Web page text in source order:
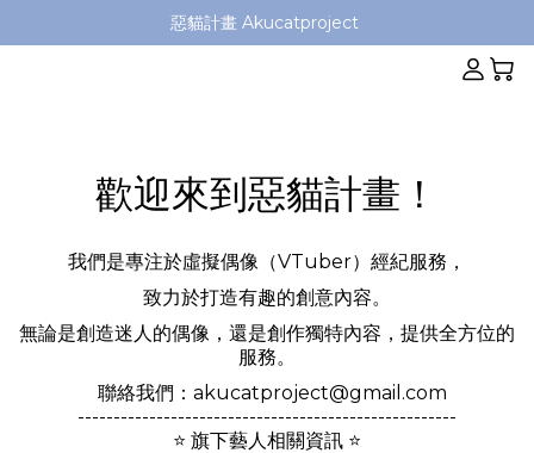
惡貓計畫 Akucatproject
歡迎來到惡貓計畫！
我們是專注於虛擬偶像（VTuber）經紀服務，
致力於打造有趣的創意內容。
無論是創造迷人的偶像，還是創作獨特內容，提供全方位的
服務。
聯絡我們：akucatproject@gmail.com
-----------------------------------------------------
⭐ 旗下藝人相關資訊 ⭐